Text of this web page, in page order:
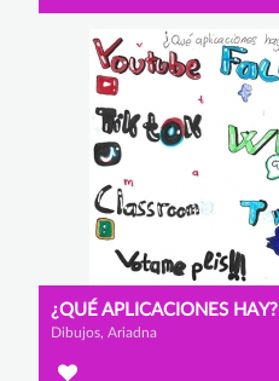
¿QUÉ APLICACIONES HAY?
Dibujos, Ariadna